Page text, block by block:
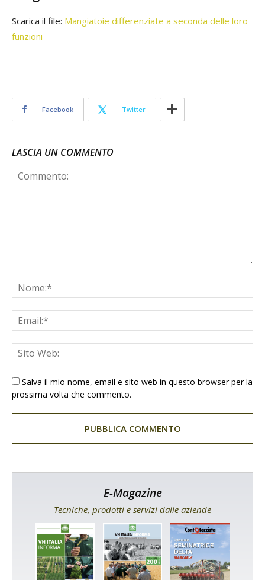
Scarica il file: Mangiatoie differenziate a seconda delle loro
funzioni
Facebook Twitter
LASCIA UN COMMENTO
Salva il mio nome, email e sito web in questo browser per la
prossima volta che commento.
E-Magazine
Tecniche, prodotti e servizi dalle aziende